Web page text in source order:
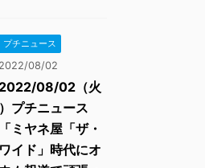
プチニュース
2022/08/02
2022/08/02（火
）プチニュース
「ミヤネ屋「ザ・
ワイド」時代にオ